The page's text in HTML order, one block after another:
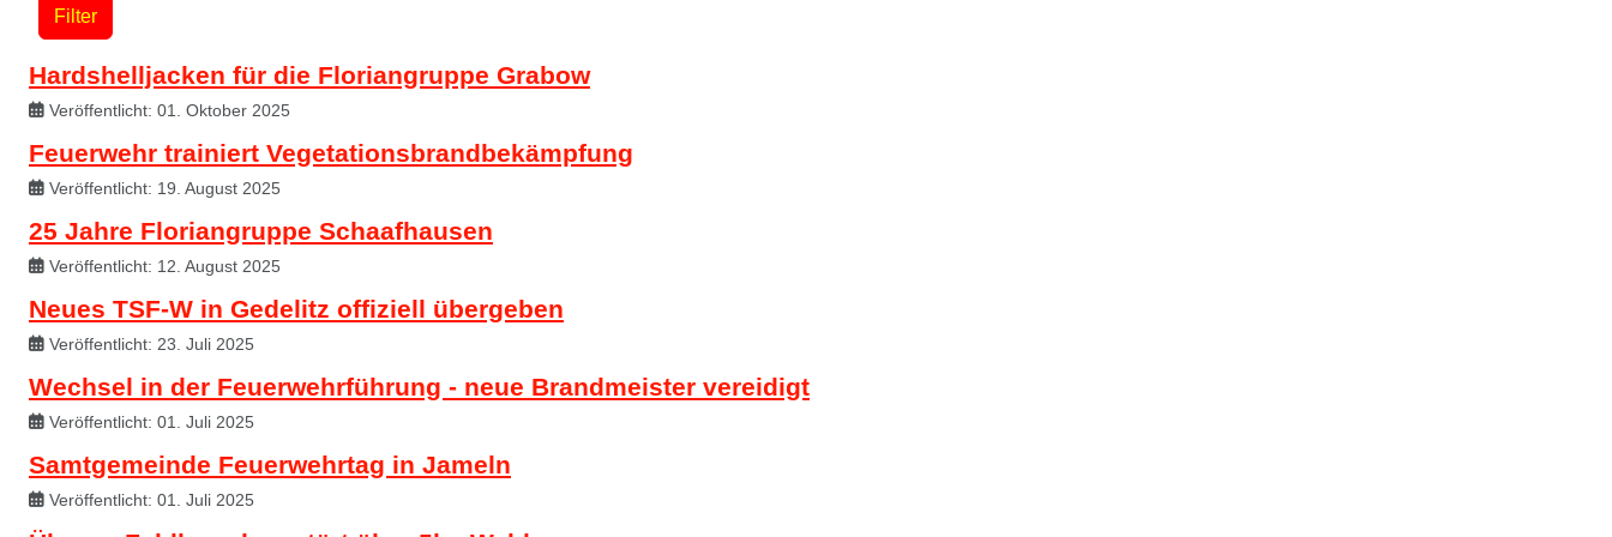
Filter
Hardshelljacken für die Floriangruppe Grabow
Veröffentlicht: 01. Oktober 2025
Feuerwehr trainiert Vegetationsbrandbekämpfung
Veröffentlicht: 19. August 2025
25 Jahre Floriangruppe Schaafhausen
Veröffentlicht: 12. August 2025
Neues TSF-W in Gedelitz offiziell übergeben
Veröffentlicht: 23. Juli 2025
Wechsel in der Feuerwehrführung - neue Brandmeister vereidigt
Veröffentlicht: 01. Juli 2025
Samtgemeinde Feuerwehrtag in Jameln
Veröffentlicht: 01. Juli 2025